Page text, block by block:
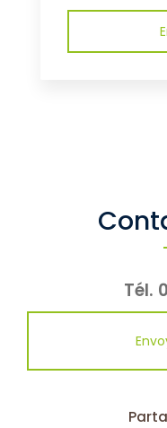
Tél.